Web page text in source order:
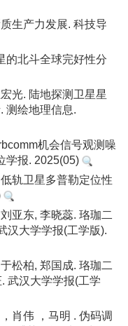
生产力发展. 科技导
的北斗全球完好性分
光. 陆地探测卫星星
测绘地理信息.
机会信号观测噪
学报. 2025(05)
轨卫星多普勒定位性
亚东, 李晓蕊. 珞珈二
汉大学学报(工学版).
松柏, 郑国成. 珞珈二
武汉大学学报(工学
肖伟 ，马明 . 伪码调